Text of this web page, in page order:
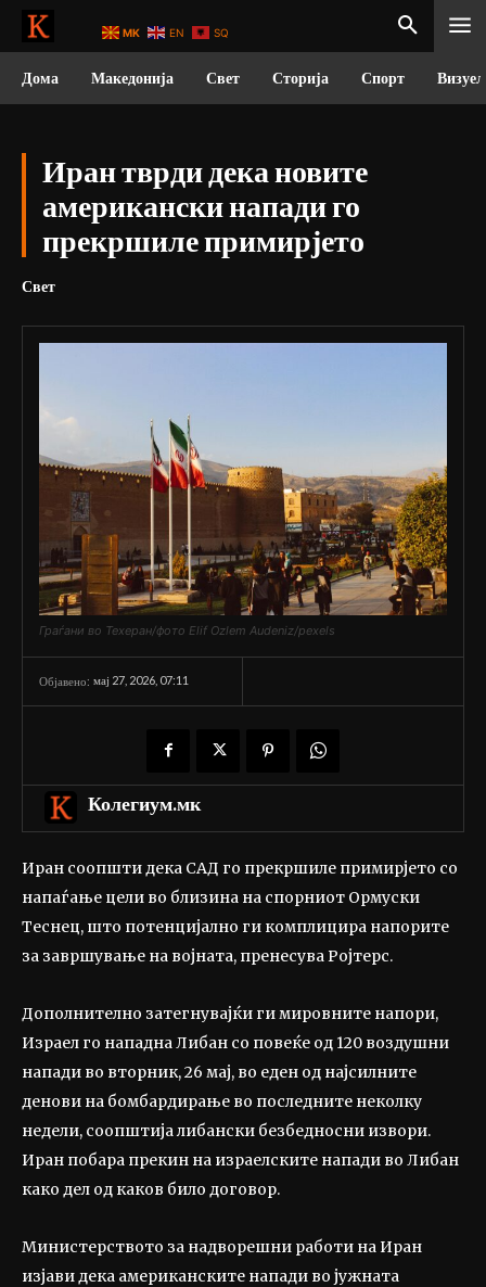
Дома Македонија Свет Сторија Спорт
Иран тврди дека новите
американски напади го
прекршиле примирјето
Свет
Граѓани во Техеран/фото Elif Ozlem Audeniz/pexels
Објавено: мај 27, 2026, 07:11
Колегиум.мк
Иран соопшти дека САД го прекршиле примирјето со
напаѓање цели во близина на спорниот Ормуски
Теснец, што потенцијално ги комплицира напорите
за завршување на војната, пренесува Ројтерс.
Дополнително затегнувајќи ги мировните напори,
Израел го нападна Либан со повеќе од 120 воздушни
напади во вторник, 26 мај, во еден од најсилните
денови на бомбардирање во последните неколку
недели, соопштија либански безбедносни извори.
Иран побара прекин на израелските напади во Либан
како дел од каков било договор.
Министерството за надворешни работи на Иран
изјави дека американските напади во јужната
MK EN SQ